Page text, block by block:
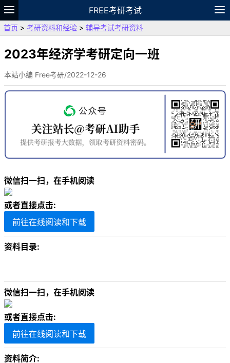
FREE考研考试
题库
故事 专题 APP 笔记
VIP
资料
首页 > 考研资料和经验 > 辅导考试考研资料
2023年经济学考研定向一班
本站小编 Free考研/2022-12-26
微信扫一扫，在手机阅读
或者直接点击:
前往在线阅读和下载
资料目录:
微信扫一扫，在手机阅读
或者直接点击:
前往在线阅读和下载
资料简介: